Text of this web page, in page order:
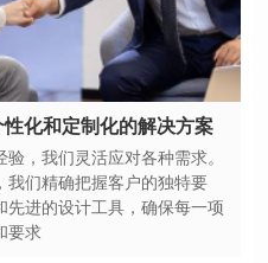
化和定制化的解决方案
要求